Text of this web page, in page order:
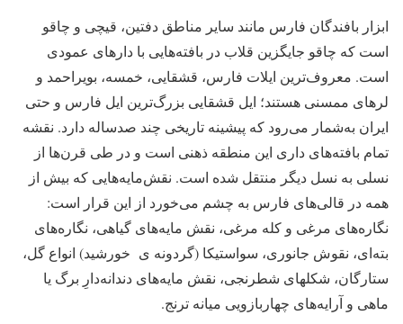
ابزار بافندگان فارس مانند سایر مناطق دفتین، قیچی و چاقو
است که چاقو جایگزین قلاب در بافته‌هایی با دارهای عمودی
است. معروف‌ترین ایلات فارس، قشقایی، خمسه، بویراحمد و
لرهای ممسنی هستند؛ ایل قشقایی بزرگ‌ترین ایل فارس و حتی
ایران به‌شمار می‌رود که پیشینه تاریخی چند صدساله دارد. نقشه
تمام بافته‌های داری این منطقه ذهنی است و در طی قرن‌ها از
نسلی به نسل دیگر منتقل شده است. نقش‌مایه‌هایی که بیش از
همه در قالی‌های فارس به چشم می‌خورد از این قرار است:
نگاره‌های مرغی و کله مرغی، نقش مایه‌های گیاهی، نگاره‌های
بته‌ای، نقوش جانوری، سواستیکا (گردونه ی خورشید) انواع گل،
ستارگان، شکل­های شطرنجی، نقش مایه‌های دندانه‌دارِ برگ یا
ماهی و آرایه‌های چهاربازویی میانه ترنج.